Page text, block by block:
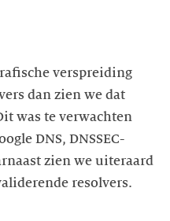
verspreiding
dan zien we dat
was te verwachten
DNS, DNSSEC-
zien we uiteraard
resolvers.